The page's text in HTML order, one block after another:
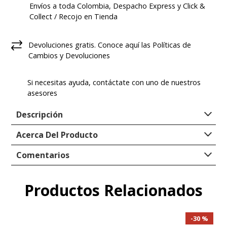
Envíos a toda Colombia, Despacho Express y Click &
Collect / Recojo en Tienda
Devoluciones gratis. Conoce aquí las Políticas de
Cambios y Devoluciones
Si necesitas ayuda, contáctate con uno de nuestros
asesores
Descripción
Hush Puppies llega esta temporada plasmando toda
la moda, estilo y comodidad que necesitas en tu día a
día. Nuestro zapato casual para hombre Excel LT
Laceup, se adapta a tus necesidades de comodidad,
Excel Lt Laceup es nuestra nueva zapatilla, diseñada
Incorpora la tecnología THE BODY SHOE en su
Acerca Del Producto
Comentarios
Comentarios
Productos Relacionados
30 %